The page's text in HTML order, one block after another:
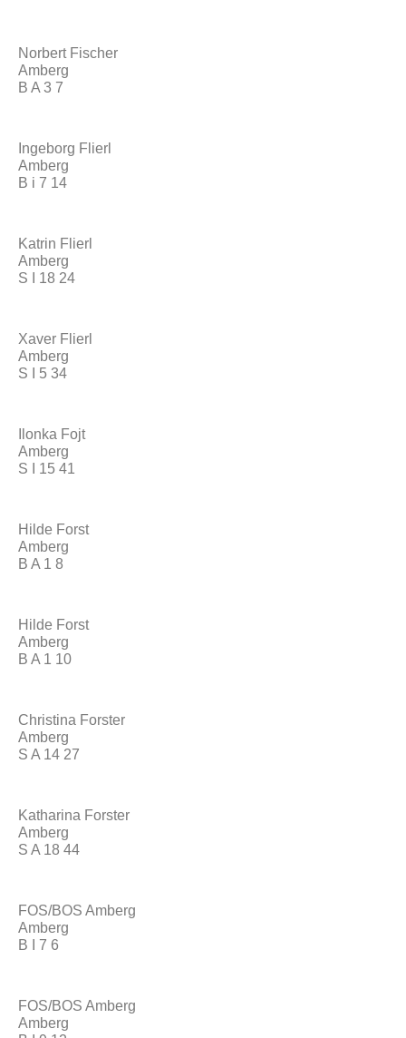
Norbert Fischer
Amberg
B A 3 7
Ingeborg Flierl
Amberg
B i 7 14
Katrin Flierl
Amberg
S I 18 24
Xaver Flierl
Amberg
S I 5 34
Ilonka Fojt
Amberg
S I 15 41
Hilde Forst
Amberg
B A 1 8
Hilde Forst
Amberg
B A 1 10
Christina Forster
Amberg
S A 14 27
Katharina Forster
Amberg
S A 18 44
FOS/BOS Amberg
Amberg
B I 7 6
FOS/BOS Amberg
Amberg